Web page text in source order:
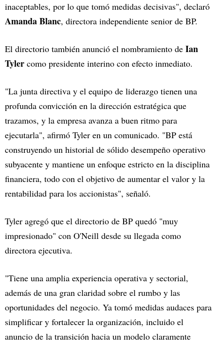
inaceptables, por lo que tomó medidas decisivas", declaró
Amanda Blanc, directora independiente senior de BP.
El directorio también anunció el nombramiento de Ian
Tyler como presidente interino con efecto inmediato.
"La junta directiva y el equipo de liderazgo tienen una
profunda convicción en la dirección estratégica que
trazamos, y la empresa avanza a buen ritmo para
ejecutarla", afirmó Tyler en un comunicado. "BP está
construyendo un historial de sólido desempeño operativo
subyacente y mantiene un enfoque estricto en la disciplina
financiera, todo con el objetivo de aumentar el valor y la
rentabilidad para los accionistas", señaló.
Tyler agregó que el directorio de BP quedó "muy
impresionado" con O'Neill desde su llegada como
directora ejecutiva.
"Tiene una amplia experiencia operativa y sectorial,
además de una gran claridad sobre el rumbo y las
oportunidades del negocio. Ya tomó medidas audaces para
simplificar y fortalecer la organización, incluido el
anuncio de la transición hacia un modelo claramente